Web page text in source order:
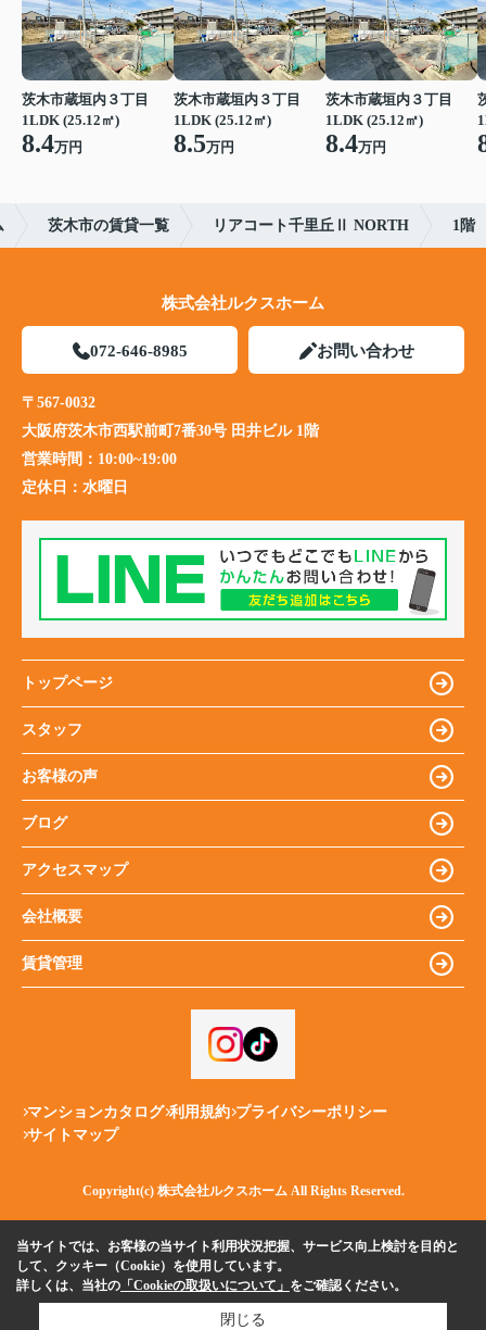
茨木市蔵垣内３丁目
1LDK (25.12㎡)
8.4万円
茨木市蔵垣内３丁目
1LDK (25.12㎡)
8.5万円
茨木市蔵垣内３丁目
1LDK (25.12㎡)
8.4万円
茨木市の賃貸一覧 リアコート千里丘Ⅱ NORTH 1階
株式会社ルクスホーム
072-646-8985 お問い合わせ
〒567-0032
大阪府茨木市西駅前町7番30号 田井ビル 1階
営業時間： 10:00~19:00
定休日： 水曜日
トップページ
スタッフ
お客様の声
ブログ
アクセスマップ
会社概要
賃貸管理
マンションカタログ 利用規約 プライバシーポリシー
サイトマップ
Copyright(c) 株式会社ルクスホーム All Rights Reserved.
当サイトでは、お客様の当サイト利用状況把握、サービス向上検討を目的と
して、クッキー（Cookie）を使用しています。
詳しくは、当社の 「Cookieの取扱いについて」 をご確認ください。
閉じる